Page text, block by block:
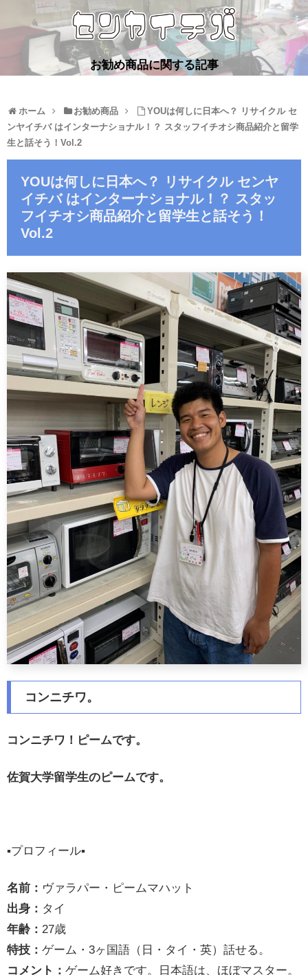
お勧め商品に関する記事
ホーム お勧め商品
YOUは何しに日本へ？ リサイクル セ
ンヤイチバ はインターナショナル！？ スタッフイチオシ商品紹介と留学
生と話そう！Vol.2
YOUは何しに日本へ？ リサイクル センヤ
イチバ はインターナショナル！？ スタッ
フイチオシ商品紹介と留学生と話そう！
Vol.2
コンニチワ。
コンニチワ！ピームです。
佐賀大学留学生のピームです。
▪️プロフィール▪️
名前： ヴァラパー・ピームマハット
出身： タイ
年齢： 27歳
特技： ゲーム・3ヶ国語（日・タイ・英）話せる。
コメント： ゲーム好きです。日本語は、ほぼマスター。